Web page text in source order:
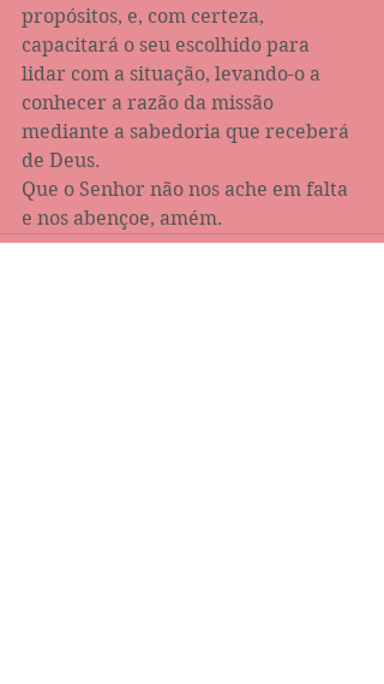
propósitos, e, com certeza,
capacitará o seu escolhido para
lidar com a situação, levando-o a
conhecer a razão da missão
mediante a sabedoria que receberá
de Deus.
Que o Senhor não nos ache em falta
e nos abençoe, amém.